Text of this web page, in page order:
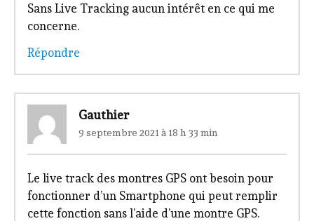
Sans Live Tracking aucun intérêt en ce qui me
concerne.
Répondre
Gauthier
9 septembre 2021 à 18 h 33 min
Le live track des montres GPS ont besoin pour
fonctionner d’un Smartphone qui peut remplir
cette fonction sans l’aide d’une montre GPS.